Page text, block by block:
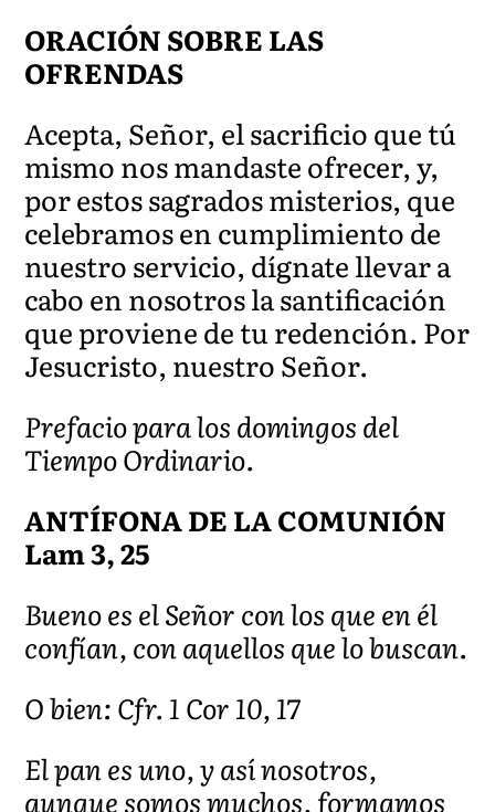
ORACIÓN SOBRE LAS
OFRENDAS
Acepta, Señor, el sacrificio que tú
mismo nos mandaste ofrecer, y,
por estos sagrados misterios, que
celebramos en cumplimiento de
nuestro servicio, dígnate llevar a
cabo en nosotros la santificación
que proviene de tu redención. Por
Jesucristo, nuestro Señor.
Prefacio para los domingos del
Tiempo Ordinario.
ANTÍFONA DE LA COMUNIÓN
Lam 3, 25
Bueno es el Señor con los que en él
confían, con aquellos que lo buscan.
O bien: Cfr. 1 Cor 10, 17
El pan es uno, y así nosotros,
aunque somos muchos, formamos